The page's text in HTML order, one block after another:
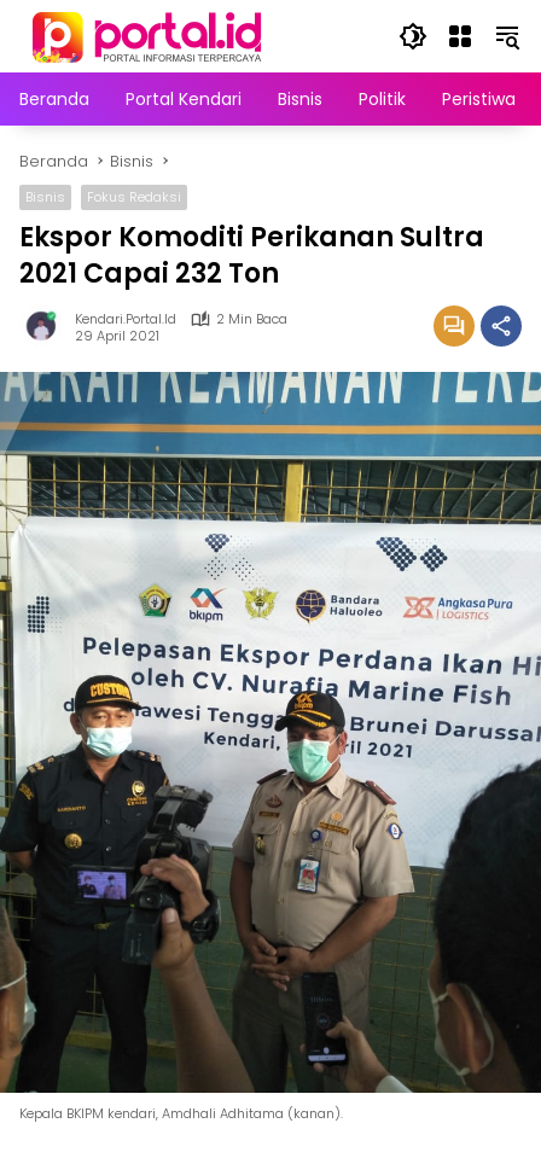
Langsung
konten
Beranda
Portal Kendari Bisnis Politik Peristiwa
Beranda Bisnis
Bisnis Fokus Redaksi
Ekspor Komoditi Perikanan Sultra
2021 Capai 232 Ton
Kendari.portal.id
2 Min Baca
29 April 2021
Kepala BKIPM kendari, Amdhali Adhitama (kanan).